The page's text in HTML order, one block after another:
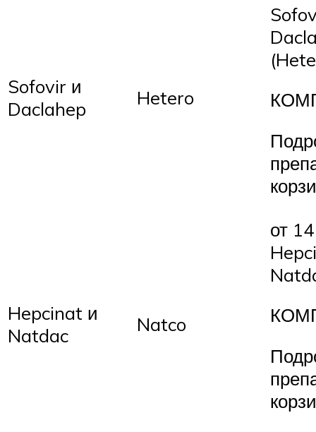
Sofovir и
Daclahep
Hetero
Hepcinat и
Natdac
Natco
от